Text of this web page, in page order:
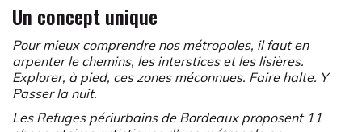
Un concept unique
Pour mieux comprendre nos métropoles, il faut en
arpenter le chemins, les interstices et les lisières.
Explorer, à pied, ces zones méconnues. Faire halte. Y
Passer la nuit.
Les Refuges périurbains de Bordeaux proposent 11